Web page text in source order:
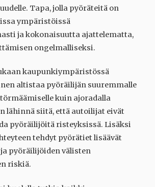
Tapa, jolla pyöräteitä on
ympäristöissä
ja kokonaisuutta ajattelematta,
ongelmalliseksi.
kaupunkiympäristössä
altistaa pyöräilijän suuremmalle
kuin ajoradalla
lähinnä siitä, että autoilijat eivät
pyöräilijöitä risteyksissä. Lisäksi
tehdyt pyörätiet lisäävät
pyöräilijöiden välisten
riskiä.